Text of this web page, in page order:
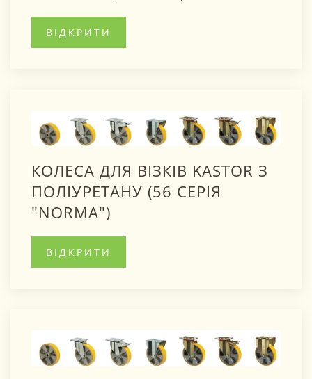
ВІДКРИТИ
КОЛЕСА ДЛЯ ВІЗКІВ KASTOR З
ПОЛІУРЕТАНУ (56 СЕРІЯ
"NORMA")
ВІДКРИТИ